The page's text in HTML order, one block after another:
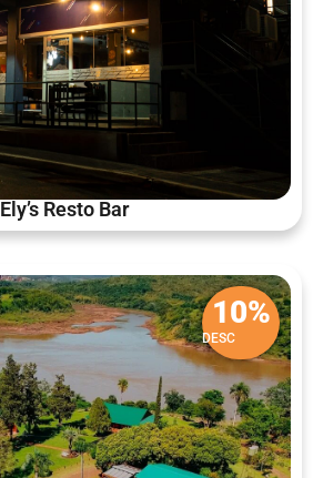
Ely’s Resto Bar
10%
DESC